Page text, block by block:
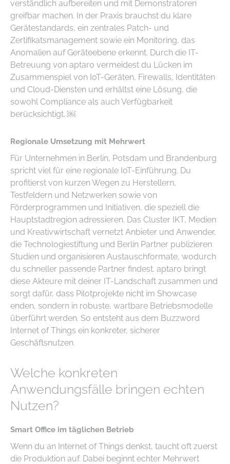
verständlich aufbereiten und mit Demonstratoren
greifbar machen. In der Praxis brauchst du klare
Gerätestandards, ein zentrales Patch- und
Zertifikatsmanagement sowie ein Monitoring, das
Anomalien auf Geräteebene erkennt. Durch die IT-
Betreuung von aptaro vermeidest du Lücken im
Zusammenspiel von IoT-Geräten, Firewalls, Identitäten
und Cloud-Diensten und erhältst eine Lösung, die
sowohl Compliance als auch Verfügbarkeit
berücksichtigt. ￼
Regionale Umsetzung mit Mehrwert
Für Unternehmen in Berlin, Potsdam und Brandenburg
spricht viel für eine regionale IoT-Einführung. Du
profitierst von kurzen Wegen zu Herstellern,
Testfeldern und Netzwerken sowie von
Förderprogrammen und Initiativen, die speziell die
Hauptstadtregion adressieren. Das Cluster IKT, Medien
und Kreativwirtschaft vernetzt Anbieter und Anwender,
die Technologiestiftung und Berlin Partner publizieren
Studien und organisieren Austauschformate, wodurch
du schneller passende Partner findest. aptaro bringt
diese Akteure mit deiner IT-Landschaft zusammen und
sorgt dafür, dass Pilotprojekte nicht im Showcase
enden, sondern in robuste, wartbare Betriebsmodelle
überführt werden. So entsteht aus dem Buzzword
Internet of Things ein konkreter, sicherer
Geschäftsnutzen.
Welche konkreten
Anwendungsfälle bringen echten
Nutzen?
Smart Office im täglichen Betrieb
Wenn du an Internet of Things denkst, taucht oft zuerst
die Produktion auf. Dabei beginnt echter Mehrwert